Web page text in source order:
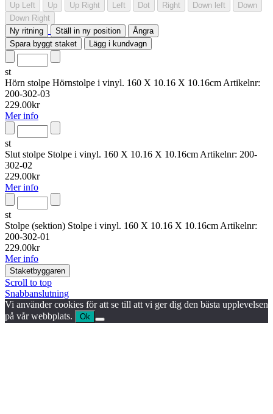
Up Left Up Up Right Left Dot Right Down left
Down
Down Right
Ny ritning
Ställ in ny position
Ångra
Spara byggt staket
Lägg i kundvagn
st
Hörn stolpe Hörnstolpe i vinyl. 160 X 10.16 X 10.16cm Artikelnr:
200-302-03
229.00kr
Mer info
st
Slut stolpe Stolpe i vinyl. 160 X 10.16 X 10.16cm Artikelnr: 200-
302-02
229.00kr
Mer info
st
Stolpe (sektion) Stolpe i vinyl. 160 X 10.16 X 10.16cm Artikelnr:
200-302-01
229.00kr
Mer info
Staketbyggaren
Scroll to top
Snabbanslutning
Vi använder cookies för att se till att vi ger dig den bästa upplevelsen
på vår webbplats.
Ok